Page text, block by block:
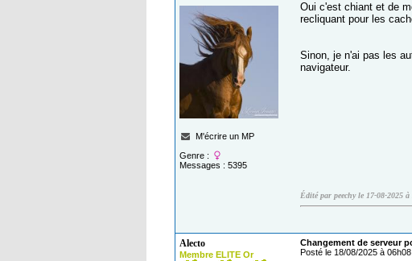
M'écrire un MP
Genre :
Messages : 5395
Oui c'est chiant et de
recliquant pour les
Sinon, je n'ai pas les
navigateur.
Édité par peechy le 17-08-2025 à
Alecto
Membre ELITE Or
Changement de serveur
Posté le 18/08/2025 à 06h08